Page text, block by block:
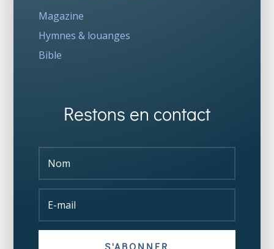
Magazine
Hymnes & louanges
Bible
Restons en contact
S'ABONNER